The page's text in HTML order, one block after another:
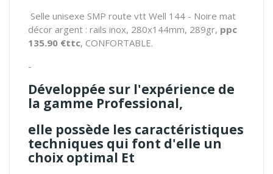
Selle unisexe SMP route vtt Well 144 - Noire mat
décor argent : rails inox, 280x144mm, 289gr, ppc
135.90 €ttc, CONFORTABLE.
-
Développée sur l'expérience de
la gamme Professional,
elle possède les caractéristiques
techniques qui font d'elle un
choix optimal Et